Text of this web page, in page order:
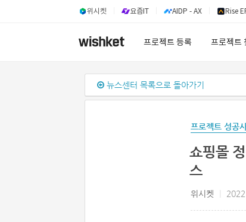
위시켓 요즘IT AIDP - AX Rise
프로젝트 등록 프로젝트
유사사례
뉴스센터 목록으로 돌아가기
프로젝트 성공
쇼핑몰
스
위시켓